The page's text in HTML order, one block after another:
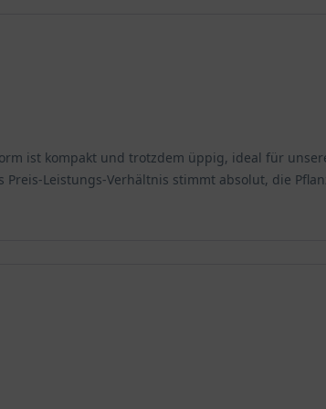
ist kompakt und trotzdem üppig, ideal für
Leistungs-Verhältnis stimmt absolut, die